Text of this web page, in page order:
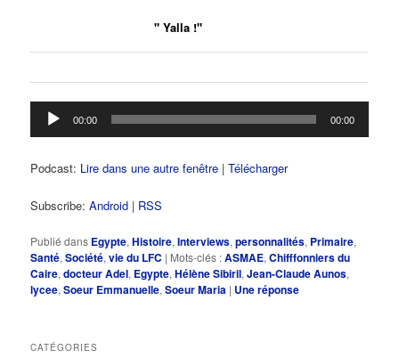
" Yalla !"
Lecteur
audio
00:00 00:00
Podcast: Lire dans une autre fenêtre |Télécharger
Subscribe:Android | RSS
Publié dans Egypte,Histoire,Interviews,personnalités, Primaire,
Santé,Société,vie du LFC | Mots-clés :ASMAE,Chifffonniers du
Caire,docteur Adel, Egypte,Hélène Sibiril,Jean-Claude Aunos,
lycee,Soeur Emmanuelle,Soeur Maria | Uneréponse
CATÉGORIES